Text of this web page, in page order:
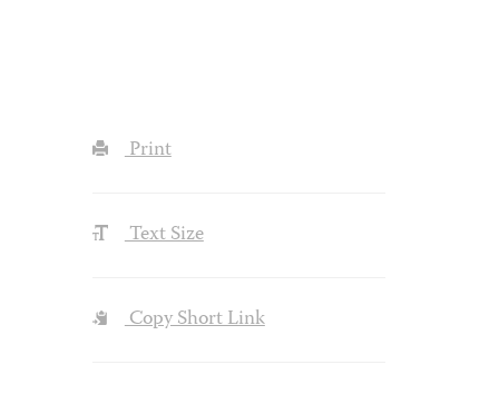
Print
Text Size
Copy Short Link